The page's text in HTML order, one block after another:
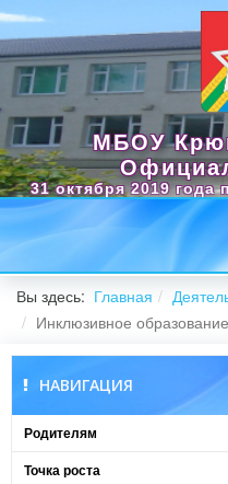
МБОУ
31 октября 2019 года
Вы здесь: Главная
Инклюзивное образование
НАВИГАЦИЯ
Родителям
Точка роста